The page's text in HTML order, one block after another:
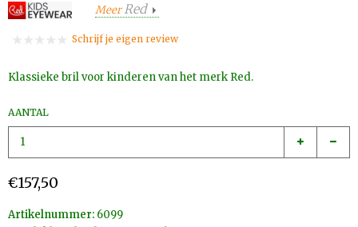
Meer Red
Schrijf je eigen review
Klassieke bril voor kinderen van het merk Red.
AANTAL
€157,50
Artikelnummer: 6099